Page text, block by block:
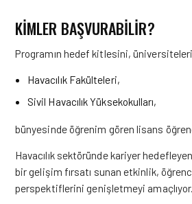
KIMLER BAŞVURABILIR?
Programın hedef kitlesini,
Havacılık Fakülteleri,
Sivil Havacılık Yüksekokulları,
bünyesinde öğrenim gören lisans
Havacılık sektöründe kariyer
bir gelişim fırsatı sunan etkinlik,
perspektiflerini genişletmeyi amaçlıyor.